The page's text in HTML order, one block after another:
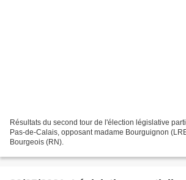
Résultats du second tour de l'élection législative
Pas-de-Calais, opposant madame Bourguignon
Bourgeois (RN).